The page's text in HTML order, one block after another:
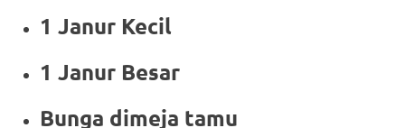
1 Janur Kecil
1 Janur Besar
Bunga dimeja tamu